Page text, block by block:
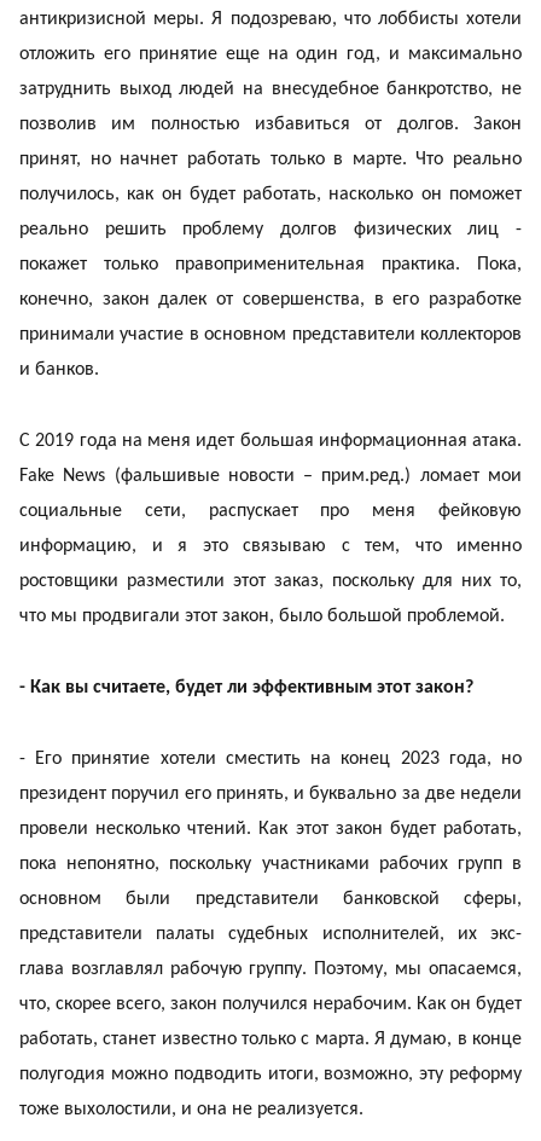
антикризисной меры. Я подозреваю, что лоббисты хотели
отложить его принятие еще на один год, и максимально
затруднить выход людей на внесудебное банкротство, не
позволив им полностью избавиться от долгов. Закон
принят, но начнет работать только в марте. Что реально
получилось, как он будет работать, насколько он поможет
реально решить проблему долгов физических лиц -
покажет только правоприменительная практика. Пока,
конечно, закон далек от совершенства, в его разработке
принимали участие в основном представители коллекторов
и банков.
С 2019 года на меня идет большая информационная атака.
Fake News (фальшивые новости – прим.ред.) ломает мои
социальные сети, распускает про меня фейковую
информацию, и я это связываю с тем, что именно
ростовщики разместили этот заказ, поскольку для них то,
что мы продвигали этот закон, было большой проблемой.
- Как вы считаете, будет ли эффективным этот закон?
- Его принятие хотели сместить на конец 2023 года, но
президент поручил его принять, и буквально за две недели
провели несколько чтений. Как этот закон будет работать,
пока непонятно, поскольку участниками рабочих групп в
основном были представители банковской сферы,
представители палаты судебных исполнителей, их экс-
глава возглавлял рабочую группу. Поэтому, мы опасаемся,
что, скорее всего, закон получился нерабочим. Как он будет
работать, станет известно только с марта. Я думаю, в конце
полугодия можно подводить итоги, возможно, эту реформу
тоже выхолостили, и она не реализуется.